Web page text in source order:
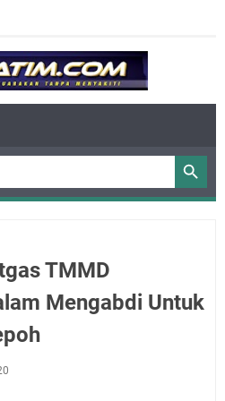
TMMD
Mengabdi Untuk